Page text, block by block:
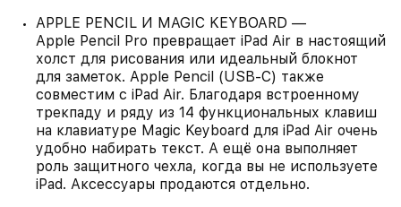
APPLE PENCIL И MAGIC KEYBOARD —
Apple Pencil Pro превращает iPad Air в настоящий
холст для рисования или идеальный блокнот
для заметок. Apple Pencil (USB-C) также
совместим с iPad Air. Благодаря встроенному
трекпаду и ряду из 14 функциональных клавиш
на клавиатуре Magic Keyboard для iPad Air очень
удобно набирать текст. А ещё она выполняет
роль защитного чехла, когда вы не используете
iPad. Аксессуары продаются отдельно.